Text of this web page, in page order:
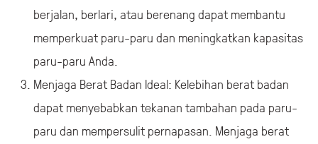
berjalan, berlari, atau berenang dapat membantu
memperkuat paru-paru dan meningkatkan kapasitas
paru-paru Anda.
Menjaga Berat Badan Ideal: Kelebihan berat badan
dapat menyebabkan tekanan tambahan pada paru-
paru dan mempersulit pernapasan. Menjaga berat